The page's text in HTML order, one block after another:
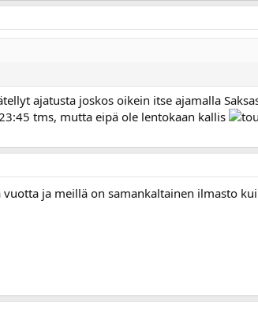
ajatusta joskos oikein itse ajamalla
tms, mutta eipä ole lentokaan kallis
ja meillä on samankaltainen ilmasto